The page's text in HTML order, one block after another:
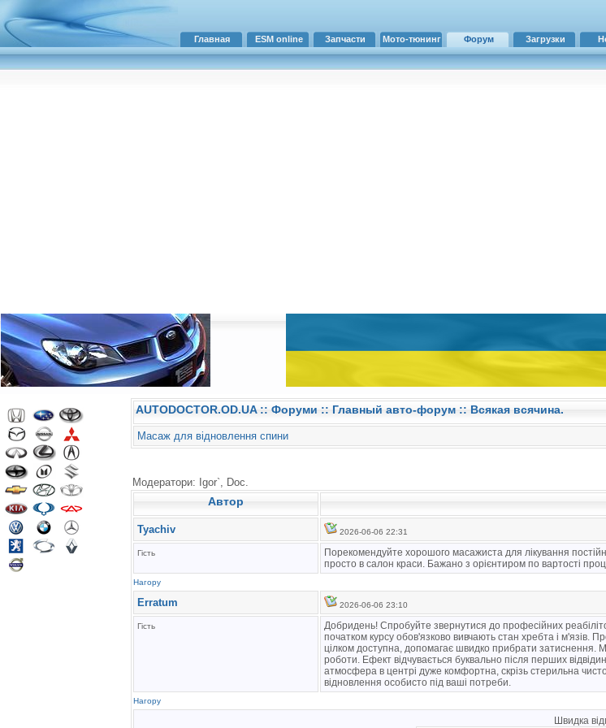
Главная ESM online Запчасти Мото-тюнинг Форум Загрузки
AUTODOCTOR.OD.UA:: Форуми :: Главный авто-форум :: Всякая всячина.
Масаж для відновлення спини
Модератори: Igor`, Doc.
Автор
Tyachiv 2026-06-06 22:31
Гість
Порекомендуйте хорошого масажиста для лікування
просто в салон краси. Бажано з орієнтиром по вартості
Нагору
Erratum 2026-06-06 23:10
Гість
Добридень! Спробуйте звернутися до професійних
початком курсу обов'язково вивчають стан хребта і м'язів.
цілком доступна, допомагає швидко прибрати затиснення.
роботи. Ефект відчувається буквально після перших
атмосфера в центрі дуже комфортна, скрізь стерильна
відновлення особисто під ваші потреби.
Нагору
Швидка